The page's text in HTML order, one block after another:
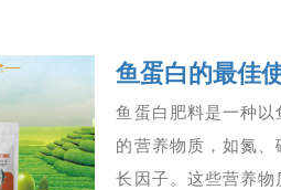
鱼蛋白的最佳
鱼蛋白肥料是一种
的营养物质，如氮
长因子。这些营养物